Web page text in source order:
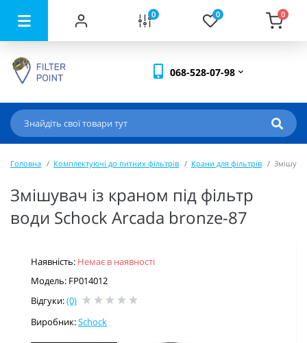
0 0 0
068-528-07-98
Головна Комплектуючі до питних фільтрів Крани для фільтрів
Змішувач із краном під фільтр
води Schock Arcada bronze-87
Наявність: Немає в наявності
Модель: FP014012
Відгуки:(0)
Виробник:Schock